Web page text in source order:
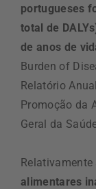
portugueses
total de
de anos de
Burden of
Relatório
Promoção da
Geral da
alimentares